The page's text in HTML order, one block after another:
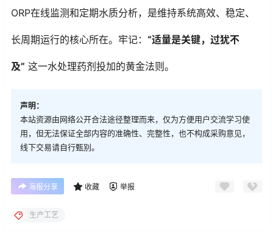
ORP在线监测和定期水质分析，是维持系统高效、稳定、
长周期运行的核心所在。牢记： “适量是关键，过犹不
及” 这一水处理药剂 投加的黄金法则。
声明：
本站资源由网络公开合法途径整理而来，仅为方便用户交流学习使
用，但无法保证全部内容的准确性、完整性，也不构成采购意见，
线下交易请自行甄别。
海报分享 收藏 举报
生产工艺